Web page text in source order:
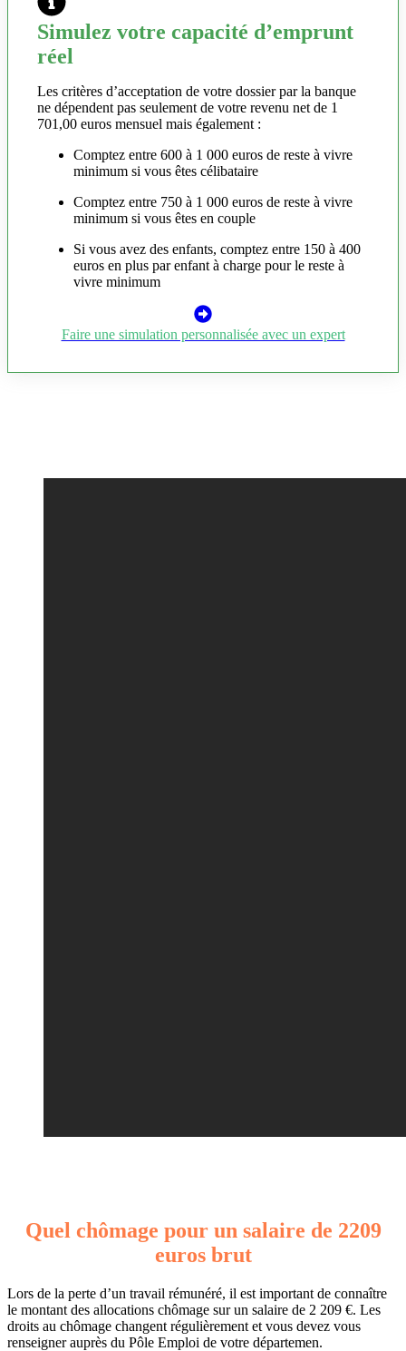
Simulez votre capacité d’emprunt
réel
Les critères d’acceptation de votre dossier par la banque
ne dépendent pas seulement de votre revenu net de 1
701,00 euros mensuel mais également :
Comptez entre 600 à 1 000 euros de reste à vivre
minimum si vous êtes célibataire
Comptez entre 750 à 1 000 euros de reste à vivre
minimum si vous êtes en couple
Si vous avez des enfants, comptez entre 150 à 400
euros en plus par enfant à charge pour le reste à
vivre minimum
Faire une simulation personnalisée avec un expert
Quel chômage pour un salaire de 2209
euros brut
Lors de la perte d’un travail rémunéré, il est important de connaître
le montant des allocations chômage sur un salaire de 2 209 €. Les
droits au chômage changent régulièrement et vous devez vous
renseigner auprès du Pôle Emploi de votre départemen.